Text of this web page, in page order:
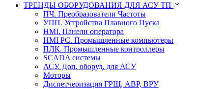
ТРЕНДЫ ОБОРУДОВАНИЯ ДЛЯ АСУ ТП
ПЧ. Преобразователи Частоты
УПП. Устройства Плавного Пуска
HMI. Панели оператора
HMI РС. Промышленные компьютеры
ПЛК. Промышленные контроллеры
SCADA системы
АСУ. Доп. оборуд. для АСУ
Моторы
Диспетчеризация ГРЩ, АВР, ВРУ